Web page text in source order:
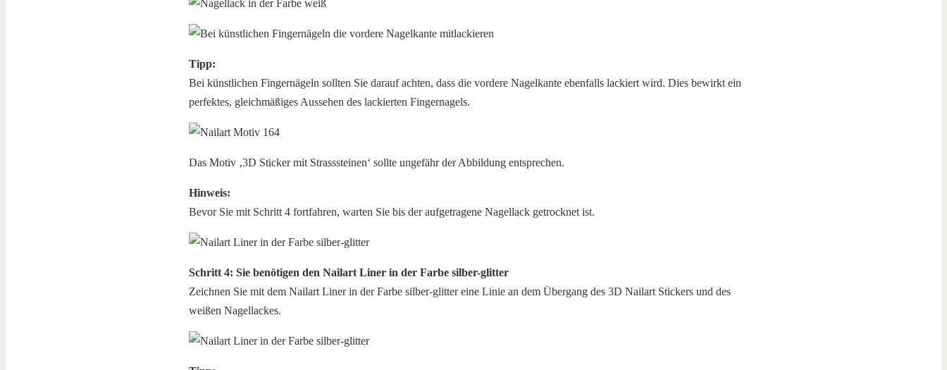
Tipp:
Bei künstlichen Fingernägeln sollten Sie darauf achten, dass die vordere Nagelkante ebenfalls lackiert wird. Dies bewirkt ein
perfektes, gleichmäßiges Aussehen des lackierten Fingernagels.
Das Motiv ‚3D Sticker mit Strasssteinen‘ sollte ungefähr der Abbildung entsprechen.
Hinweis:
Bevor Sie mit Schritt 4 fortfahren, warten Sie bis der aufgetragene Nagellack getrocknet ist.
Schritt 4: Sie benötigen den Nailart Liner in der Farbe silber-glitter
Zeichnen Sie mit dem Nailart Liner in der Farbe silber-glitter eine Linie an dem Übergang des 3D Nailart Stickers und des
weißen Nagellackes.